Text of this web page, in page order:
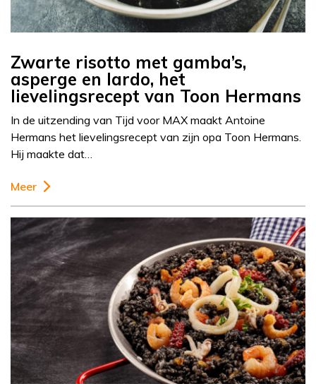
Zwarte risotto met gamba’s,
asperge en lardo, het
lievelingsrecept van Toon Hermans
In de uitzending van Tijd voor MAX maakt Antoine
Hermans het lievelingsrecept van zijn opa Toon Hermans.
Hij maakte dat…
Meer